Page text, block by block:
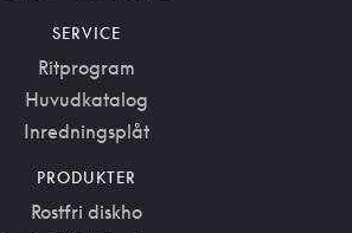
SERVICE
Ritprogram
Huvudkatalog
Inredningsplåt
PRODUKTER
Rostfri diskho